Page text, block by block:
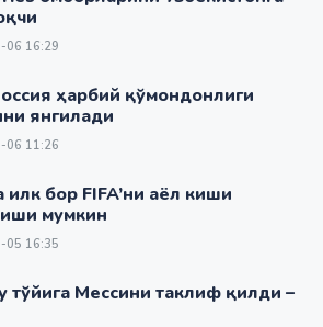
06 16:29
ҳарбий қўмондонлиги
янгилади
06 11:26
илк бор FIFA’ни аёл киши
мумкин
05 16:35
тўйига Мессини таклиф қилди –